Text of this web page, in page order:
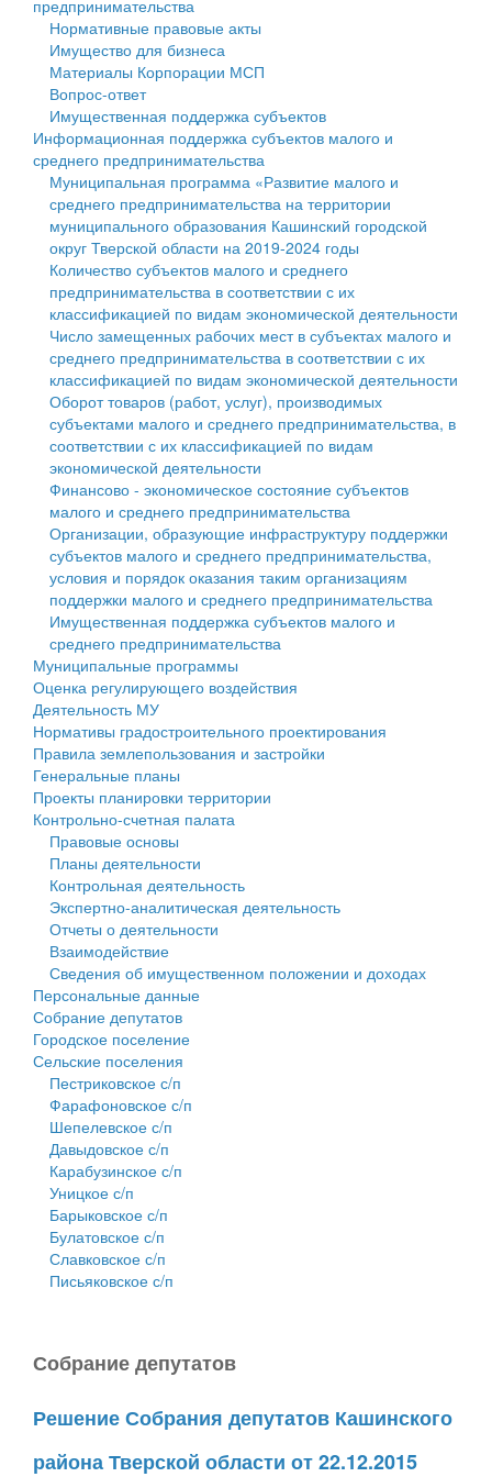
Государственные услуги
Промышленность и АПК
Экономика и бизнес
...
Символика
Устав
Гостям округа
Туризм
Культура
Образование
Здравоохранение
Социальная защита
Фотоальбом
муниципального округа Тверской области
Администрация Кашинского муниципального округа
Тверской области
Управление сельскими территориями
Открытые данные
Работа с обращениями граждан
Муниципальный контроль
Муниципальные услуги
Проекты административных регламентов
Антимонопольный комплаенс
Противодействие коррупции
Финансовое управление
Бюджет для граждан
Имущество
Выявление правообладателей ранее учтенных
объектов недвижимости
Имущественная поддержка субъектов малого и
среднего предпринимательства
Информационная поддержка субъектов малого и
среднего предпринимательства
Муниципальные программы
Контрольно-счетная палата
Персональные данные
Оценка регулирующего воздействия
Деятельность МУ
Нормативы градостроительного проектирования
Правила землепользования и застройки
Генеральные планы
Проекты планировки территории
Собрание депутатов
Городское поселение
Сельские поселения
предпринимательства
Нормативные правовые акты
Имущество для бизнеса
Материалы Корпорации МСП
Вопрос-ответ
Имущественная поддержка субъектов
Информационная поддержка субъектов малого и
среднего предпринимательства
Муниципальная программа «Развитие малого и
среднего предпринимательства на территории
муниципального образования Кашинский городской
округ Тверской области на 2019-2024 годы
Количество субъектов малого и среднего
предпринимательства в соответствии с их
классификацией по видам экономической деятельности
Число замещенных рабочих мест в субъектах малого и
среднего предпринимательства в соответствии с их
классификацией по видам экономической деятельности
Оборот товаров (работ, услуг), производимых
субъектами малого и среднего предпринимательства, в
соответствии с их классификацией по видам
экономической деятельности
Финансово - экономическое состояние субъектов
малого и среднего предпринимательства
Организации, образующие инфраструктуру поддержки
субъектов малого и среднего предпринимательства,
условия и порядок оказания таким организациям
поддержки малого и среднего предпринимательства
Имущественная поддержка субъектов малого и
среднего предпринимательства
Муниципальные программы
Оценка регулирующего воздействия
Деятельность МУ
Нормативы градостроительного проектирования
Правила землепользования и застройки
Генеральные планы
Проекты планировки территории
Контрольно-счетная палата
Правовые основы
Планы деятельности
Контрольная деятельность
Экспертно-аналитическая деятельность
Отчеты о деятельности
Взаимодействие
Сведения об имущественном положении и доходах
Персональные данные
Собрание депутатов
Городское поселение
Сельские поселения
Пестриковское с/п
Фарафоновское с/п
Шепелевское с/п
Давыдовское с/п
Карабузинское с/п
Уницкое с/п
Барыковское с/п
Булатовское с/п
Славковское с/п
Письяковское с/п
Собрание депутатов
Решение Собрания депутатов Кашинского
района Тверской области от 22.12.2015